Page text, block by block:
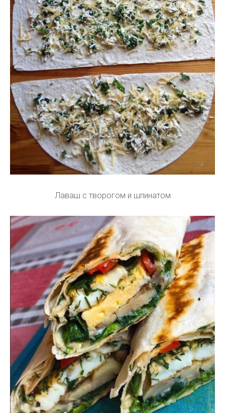
Лаваш с творогом и шпинатом